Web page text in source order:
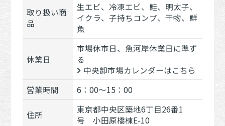
取り扱い商
品
生エビ、冷凍エビ、鮭、明太子、
イクラ、子持ちコンブ、干物、鮮
魚
休業日
市場休市日、魚河岸休業日に準ず
る
中央卸市場カレンダーはこちら
営業時間
6：00～15：00
住所
東京都中央区築地6丁目26番1
号 小田原橋棟E-10